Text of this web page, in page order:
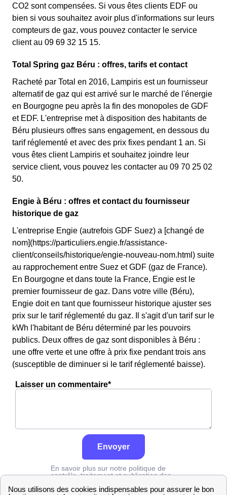
CO2 sont compensées. Si vous êtes clients EDF ou
bien si vous souhaitez avoir plus d'informations sur leurs
compteurs de gaz, vous pouvez contacter le service
client au 09 69 32 15 15.
Total Spring gaz Béru : offres, tarifs et contact
Racheté par Total en 2016, Lampiris est un fournisseur
alternatif de gaz qui est arrivé sur le marché de l'énergie
en Bourgogne peu après la fin des monopoles de GDF
et EDF. L'entreprise met à disposition des habitants de
Béru plusieurs offres sans engagement, en dessous du
tarif réglementé et avec des prix fixes pendant 1 an. Si
vous êtes client Lampiris et souhaitez joindre leur
service client, vous pouvez les contacter au 09 70 25 02
50.
Engie à Béru : offres et contact du fournisseur
historique de gaz
L'entreprise Engie (autrefois GDF Suez) a [changé de
nom](https://particuliers.engie.fr/assistance-
client/conseils/historique/engie-nouveau-nom.html) suite
au rapprochement entre Suez et GDF (gaz de France).
En Bourgogne et dans toute la France, Engie est le
premier fournisseur de gaz. Dans votre ville (Béru),
Engie doit en tant que fournisseur historique ajuster ses
prix sur le tarif réglementé du gaz. Il s'agit d'un tarif sur le
kWh l'habitant de Béru déterminé par les pouvoirs
publics. Deux offres de gaz sont disponibles à Béru :
une offre verte et une offre à prix fixe pendant trois ans
(susceptible de diminuer si le tarif réglementé baisse).
Laisser un commentaire*
Envoyer
En savoir plus sur notre politique de
contrôle, traitement et publication des